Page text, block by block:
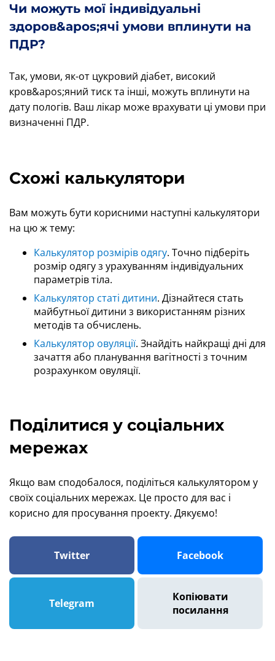
Чи можуть мої індивідуальні
здоров&apos;ячі умови вплинути на
ПДР?
Так, умови, як-от цукровий діабет, високий
кров&apos;яний тиск та інші, можуть вплинути на
дату пологів. Ваш лікар може врахувати ці умови при
визначенні ПДР.
Схожі калькулятори
Вам можуть бути корисними наступні калькулятори
на цю ж тему:
Калькулятор розмірів одягу. Точно підберіть
розмір одягу з урахуванням індивідуальних
параметрів тіла.
Калькулятор статі дитини. Дізнайтеся стать
майбутньої дитини з використанням різних
методів та обчислень.
Калькулятор овуляції. Знайдіть найкращі дні для
зачаття або планування вагітності з точним
розрахунком овуляції.
Поділитися у соціальних
мережах
Якщо вам сподобалося, поділіться калькулятором у
своїх соціальних мережах. Це просто для вас і
корисно для просування проекту. Дякуємо!
Twitter Facebook
Telegram
Копіювати
посилання